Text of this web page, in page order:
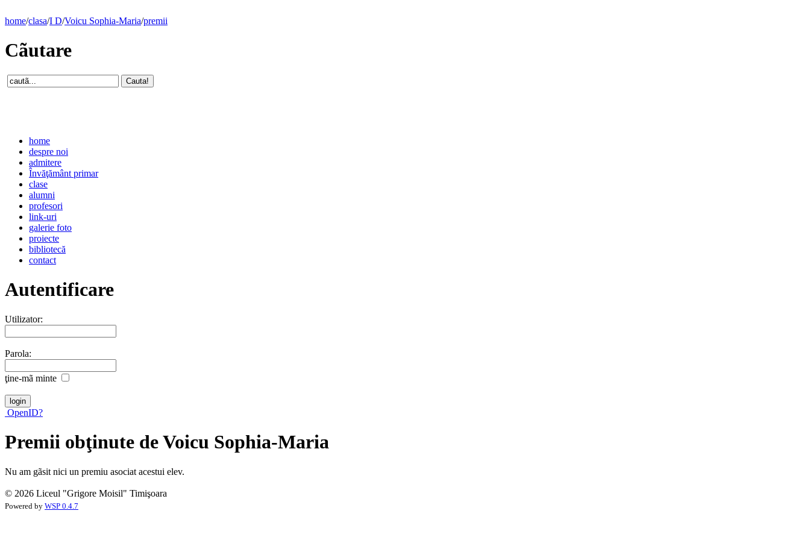
home/clasa/I D/Voicu Sophia-Maria/premii
Cãutare
home
despre noi
admitere
Învăţământ primar
clase
alumni
profesori
link-uri
galerie foto
proiecte
bibliotecă
contact
Autentificare
Utilizator:
Parola:
ţine-mã minte
OpenID?
Premii obţinute de Voicu Sophia-Maria
Nu am gãsit nici un premiu asociat acestui elev.
© 2026 Liceul "Grigore Moisil" Timişoara
Powered by WSP 0.4.7